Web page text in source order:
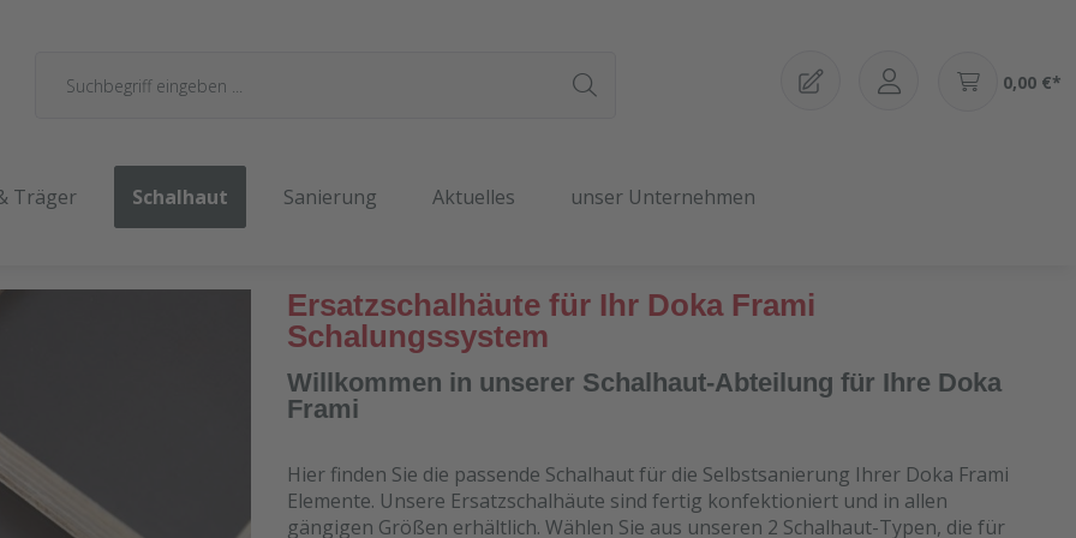
0,00 €*
Träger Schalhaut Sanierung Aktuelles unser Unternehmen
Ersatzschalhäute für Ihr Doka Frami
Schalungssystem
Willkommen in unserer Schalhaut-Abteilung für Ihre Doka
Frami
Hier finden Sie die passende Schalhaut für die Selbstsanierung Ihrer Doka Frami
Elemente. Unsere Ersatzschalhäute sind fertig konfektioniert und in allen
gängigen Größen erhältlich. Wählen Sie aus unseren 2 Schalhaut-Typen, die für